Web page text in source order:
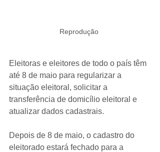
Reprodução
Eleitoras e eleitores de todo o país têm
até 8 de maio para regularizar a
situação eleitoral, solicitar a
transferência de domicílio eleitoral e
atualizar dados cadastrais.
Depois de 8 de maio, o cadastro do
eleitorado estará fechado para a